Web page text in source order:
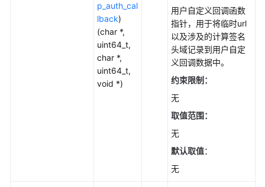
p_auth_cal
lback)
(char *,
uint64_t,
char *,
uint64_t,
void *)
用户自定义回调函数
指针，用于将临时url
以及涉及的计算签名
头域记录到用户自定
义回调数据中。
约束限制：
无
取值范围：
无
默认取值：
无